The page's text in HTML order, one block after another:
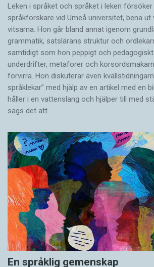
Leken i språket och språket i leken för­söker
språkforskare vid Umeå universitet, bena ut
vitsarna. Hon går bland annat igenom
grammatik, satslärans struktur och
samtidigt som hon peppigt och
underdrifter, meta­forer och
förvirra. Hon diskuterar även
språklekar” med hjälp av en artikel med en
håller i en vatten­slang och hjälper till med
sägs det att…
En språklig gemenskap